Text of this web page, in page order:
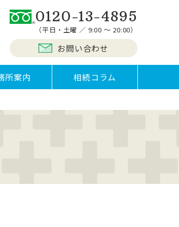
0120-13-4895
（平日・土曜 ／ 9:00 ～ 20:00）
お問い合わせ
所案内 相続コラム